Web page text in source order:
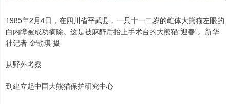
1985年2月4日，在四川省平武县，一只十一二岁的雌体大熊猫左眼的
白内障被成功摘除。这是被麻醉后抬上手术台的大熊猫“迎春”。新华
社记者 金勖琪 摄
从野外考察
到建立起中国大熊猫保护研究中心